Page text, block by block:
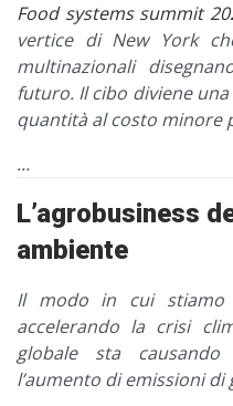
Food systems summit
vertice di New York
multinazionali
futuro. Il cibo diviene
quantità al costo minore
...
L’agrobusiness
ambiente
Il modo in cui stiamo
accelerando la crisi
globale sta
l’aumento di emissioni